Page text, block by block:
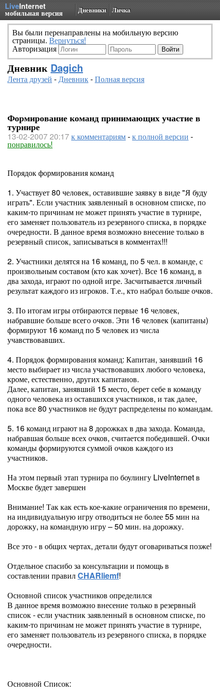
LiveInternet
мобильная версия Дневники Личка
Вы были перенаправлены на мобильную версию
страницы. Вернуться!
Авторизация
Дневник Dagich
Лента друзей -Дневник-Полная версия
Формирование команд принимающих участие в
турнире
13-02-2007 20:17к комментариям-к полной версии -
понравилось!
Порядок формирования команд
1. Участвует 80 человек, оставившие заявку в виде "Я буду
играть". Если участник заявленный в основном списке, по
каким-то причинам не может принять участие в турнире,
его заменяет пользователь из резервного списка, в порядке
очередности. В данное время возможно внесение только в
резервный список, записываться в комментах!!!
2. Участники делятся на 16 команд, по 5 чел. в команде, с
произвольным составом (кто как хочет). Все 16 команд, в
два захода, играют по одной игре. Засчитывается личный
результат каждого из игроков. Т.е., кто набрал больше очков.
3. По итогам игры отбираются первые 16 человек,
набравшие больше всего очков. Эти 16 человек (капитаны)
формируют 16 команд по 5 человек из числа
учавствовавших.
4. Порядок формирования команд: Капитан, занявший 16
место выбирает из числа участвовавших любого человека,
кроме, естественно, других капитанов.
Далее, капитан, занявший 15 место, берет себе в команду
одного человека из оставшихся участников, и так далее,
пока все 80 участников не будут распределены по командам.
5. 16 команд играют на 8 дорожках в два захода. Команда,
набравшая больше всех очков, считается победившей. Очки
команды формируются суммой очков каждого из
участников.
На этом первый этап турнира по боулингу LiveInternet в
Москве будет завершен
Внимание! Так как есть кое-какие ограничения по времени,
на индивидуальную игру отводиться не более 55 мин на
дорожку, на командную игру – 50 мин. на дорожку.
Все это - в общих чертах, детали будут оговариваться позже!
Отдельное спасибо за консультации и помощь в
составлении правилCHARliemf!
Основной список участников определился
В данное время возможно внесение только в резервный
список - если участник заявленный в основном списке, по
каким-то причинам не может принять участие в турнире,
его заменяет пользователь из резервного списка, в порядке
очередности.
Основной Список: